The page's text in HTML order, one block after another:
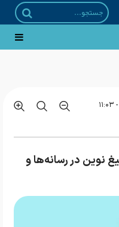
نوین در رسانه‌ها و